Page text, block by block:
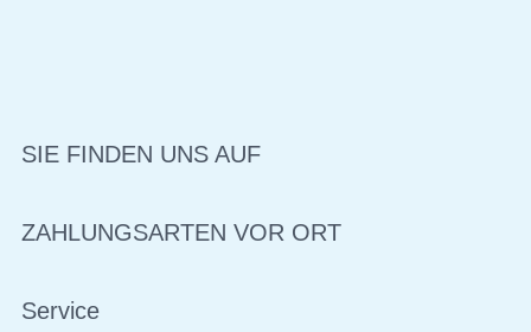
SIE FINDEN UNS AUF
ZAHLUNGSARTEN VOR ORT
Service